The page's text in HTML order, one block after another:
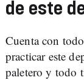
de este
Cuenta con
practicar este
paletero y todo